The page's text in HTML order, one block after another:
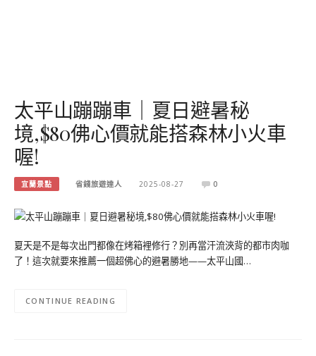
太平山蹦蹦車｜夏日避暑秘
境,$80佛心價就能搭森林小火車
喔!
宜蘭景點 省錢旅遊達人 2025-08-27 0
夏天是不是每次出門都像在烤箱裡修行？別再當汗流浹背的都市肉咖
了！這次就要來推薦一個超佛心的避暑勝地——太平山國…
CONTINUE READING